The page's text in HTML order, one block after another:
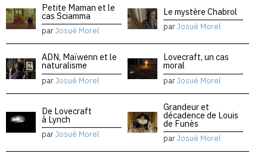
Petite Maman et le
cas Sciamma
parJosué Morel
Le mystère Chabrol
parJosué Morel
ADN, Maïwenn et le
naturalisme
parJosué Morel
Lovecraft, un cas
moral
parJosué Morel
De Lovecraft
à Lynch
parJosué Morel
Grandeur et
décadence de Louis
de Funès
parJosué Morel